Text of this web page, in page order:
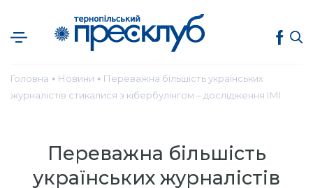
Головна ● Новини ● Переважна більшість українських
журналістів стикалися з кібербулінгом – дослідження ІМІ
Переважна більшість
українських журналістів